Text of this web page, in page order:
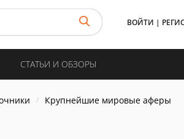
ВОЙТИ |
СТАТЬИ И ОБЗОРЫ
Крупнейшие мировые аферы